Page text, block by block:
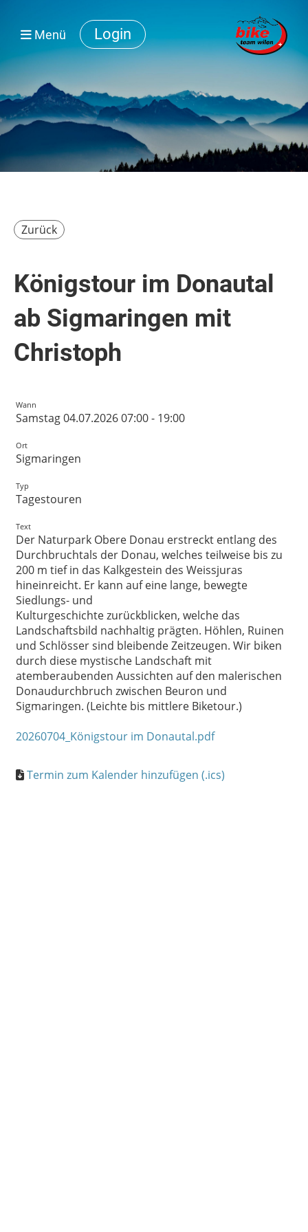
Login
Menü
Zurück
Königstour im Donautal
ab Sigmaringen mit
Christoph
Wann
Samstag 04.07.2026 07:00 - 19:00
Ort
Sigmaringen
Typ
Tagestouren
Text
Der Naturpark Obere Donau erstreckt entlang des
Durchbruchtals der Donau, welches teilweise bis zu
200 m tief in das Kalkgestein des Weissjuras
hineinreicht. Er kann auf eine lange, bewegte
Siedlungs- und
Kulturgeschichte zurückblicken, welche das
Landschaftsbild nachhaltig prägten. Höhlen, Ruinen
und Schlösser sind bleibende Zeitzeugen. Wir biken
durch diese mystische Landschaft mit
atemberaubenden Aussichten auf den malerischen
Donaudurchbruch zwischen Beuron und
Sigmaringen. (Leichte bis mittlere Biketour.)
20260704_Königstour im Donautal.pdf
Termin zum Kalender hinzufügen (.ics)